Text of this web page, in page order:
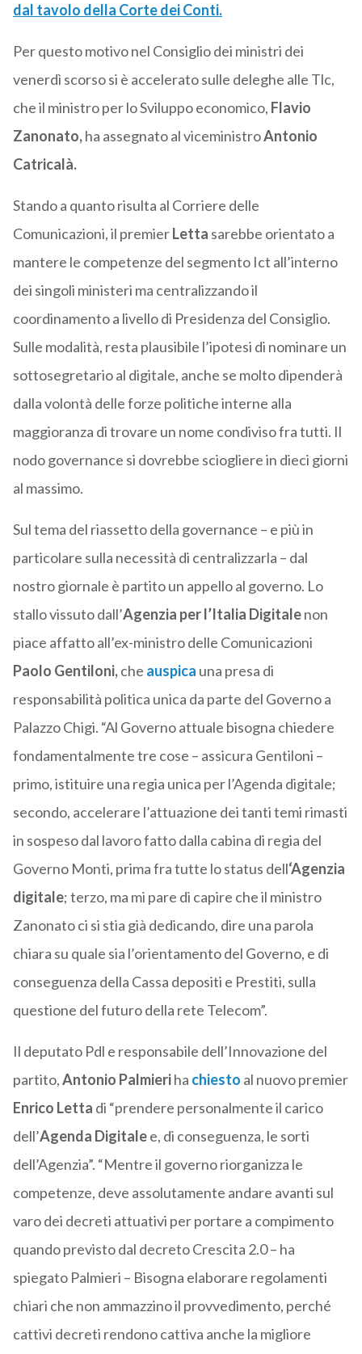
dal tavolo della Corte dei Conti.
Per questo motivo nel Consiglio dei ministri dei
venerdì scorso si è accelerato sulle deleghe alle Tlc,
che il ministro per lo Sviluppo economico, Flavio
Zanonato,ha assegnato al viceministroAntonio
Catricalà.
Stando a quanto risulta al Corriere delle
Comunicazioni, il premierLetta sarebbe orientato a
mantere le competenze del segmento Ict all’interno
dei singoli ministeri ma centralizzando il
coordinamento a livello di Presidenza del Consiglio.
Sulle modalità, resta plausibile l’ipotesi di nominare un
sottosegretario al digitale, anche se molto dipenderà
dalla volontà delle forze politiche interne alla
maggioranza di trovare un nome condiviso fra tutti. Il
nodo governance si dovrebbe sciogliere in dieci giorni
al massimo.
Sul tema del riassetto della governance – e più in
particolare sulla necessità di centralizzarla – dal
nostro giornale è partito un appello al governo. Lo
stallo vissuto dall’Agenzia per l’Italia Digitalenon
piace affatto all’ex-ministro delle Comunicazioni
Paolo Gentiloni,che auspica una presa di
responsabilità politica unica da parte del Governo a
Palazzo Chigi. “Al Governo attuale bisogna chiedere
fondamentalmente tre cose – assicura Gentiloni –
primo, istituire una regia unica per l’Agenda digitale;
secondo, accelerare l’attuazione dei tanti temi rimasti
in sospeso dal lavoro fatto dalla cabina di regia del
Governo Monti, prima fra tutte lo status dell‘Agenzia
digitale; terzo, ma mi pare di capire che il ministro
Zanonato ci si stia già dedicando, dire una parola
chiara su quale sia l’orientamento del Governo, e di
conseguenza della Cassa depositi e Prestiti, sulla
questione del futuro della rete Telecom”.
Il deputato Pdl e responsabile dell’Innovazione del
partito,Antonio Palmieriha chiesto al nuovo premier
Enrico Letta di “prendere personalmente il carico
dell’Agenda Digitalee, di conseguenza, le sorti
dell’Agenzia”. “Mentre il governo riorganizza le
competenze, deve assolutamente andare avanti sul
varo dei decreti attuativi per portare a compimento
quando previsto dal decreto Crescita 2.0 – ha
spiegato Palmieri – Bisogna elaborare regolamenti
chiari che non ammazzino il provvedimento, perché
cattivi decreti rendono cattiva anche la migliore